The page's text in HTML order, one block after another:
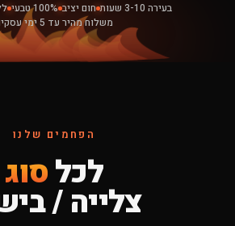
בעירה 3-10 שעות חום יציב 100% טבעי
משלוח מהיר עד 5 ימי עסקים
הפחמים שלנו
לכלסוג
צלייה /